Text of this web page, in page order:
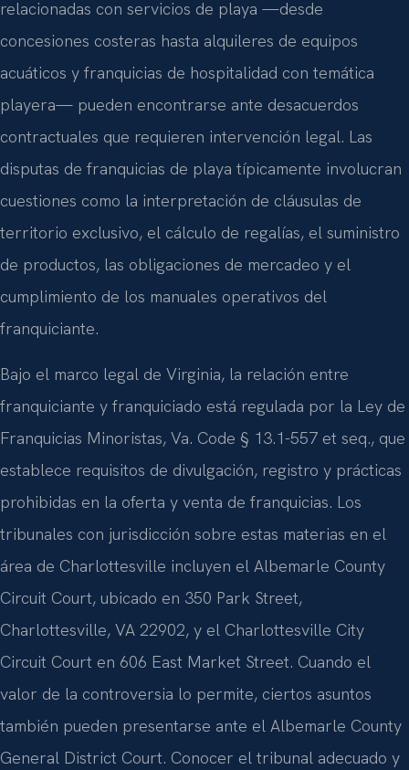
relacionadas con servicios de playa —desde
concesiones costeras hasta alquileres de equipos
acuáticos y franquicias de hospitalidad con temática
playera— pueden encontrarse ante desacuerdos
contractuales que requieren intervención legal. Las
disputas de franquicias de playa típicamente involucran
cuestiones como la interpretación de cláusulas de
territorio exclusivo, el cálculo de regalías, el suministro
de productos, las obligaciones de mercadeo y el
cumplimiento de los manuales operativos del
franquiciante.
Bajo el marco legal de Virginia, la relación entre
franquiciante y franquiciado está regulada por la Ley de
Franquicias Minoristas, Va. Code § 13.1-557 et seq., que
establece requisitos de divulgación, registro y prácticas
prohibidas en la oferta y venta de franquicias. Los
tribunales con jurisdicción sobre estas materias en el
área de Charlottesville incluyen el Albemarle County
Circuit Court, ubicado en 350 Park Street,
Charlottesville, VA 22902, y el Charlottesville City
Circuit Court en 606 East Market Street. Cuando el
valor de la controversia lo permite, ciertos asuntos
también pueden presentarse ante el Albemarle County
General District Court. Conocer el tribunal adecuado y